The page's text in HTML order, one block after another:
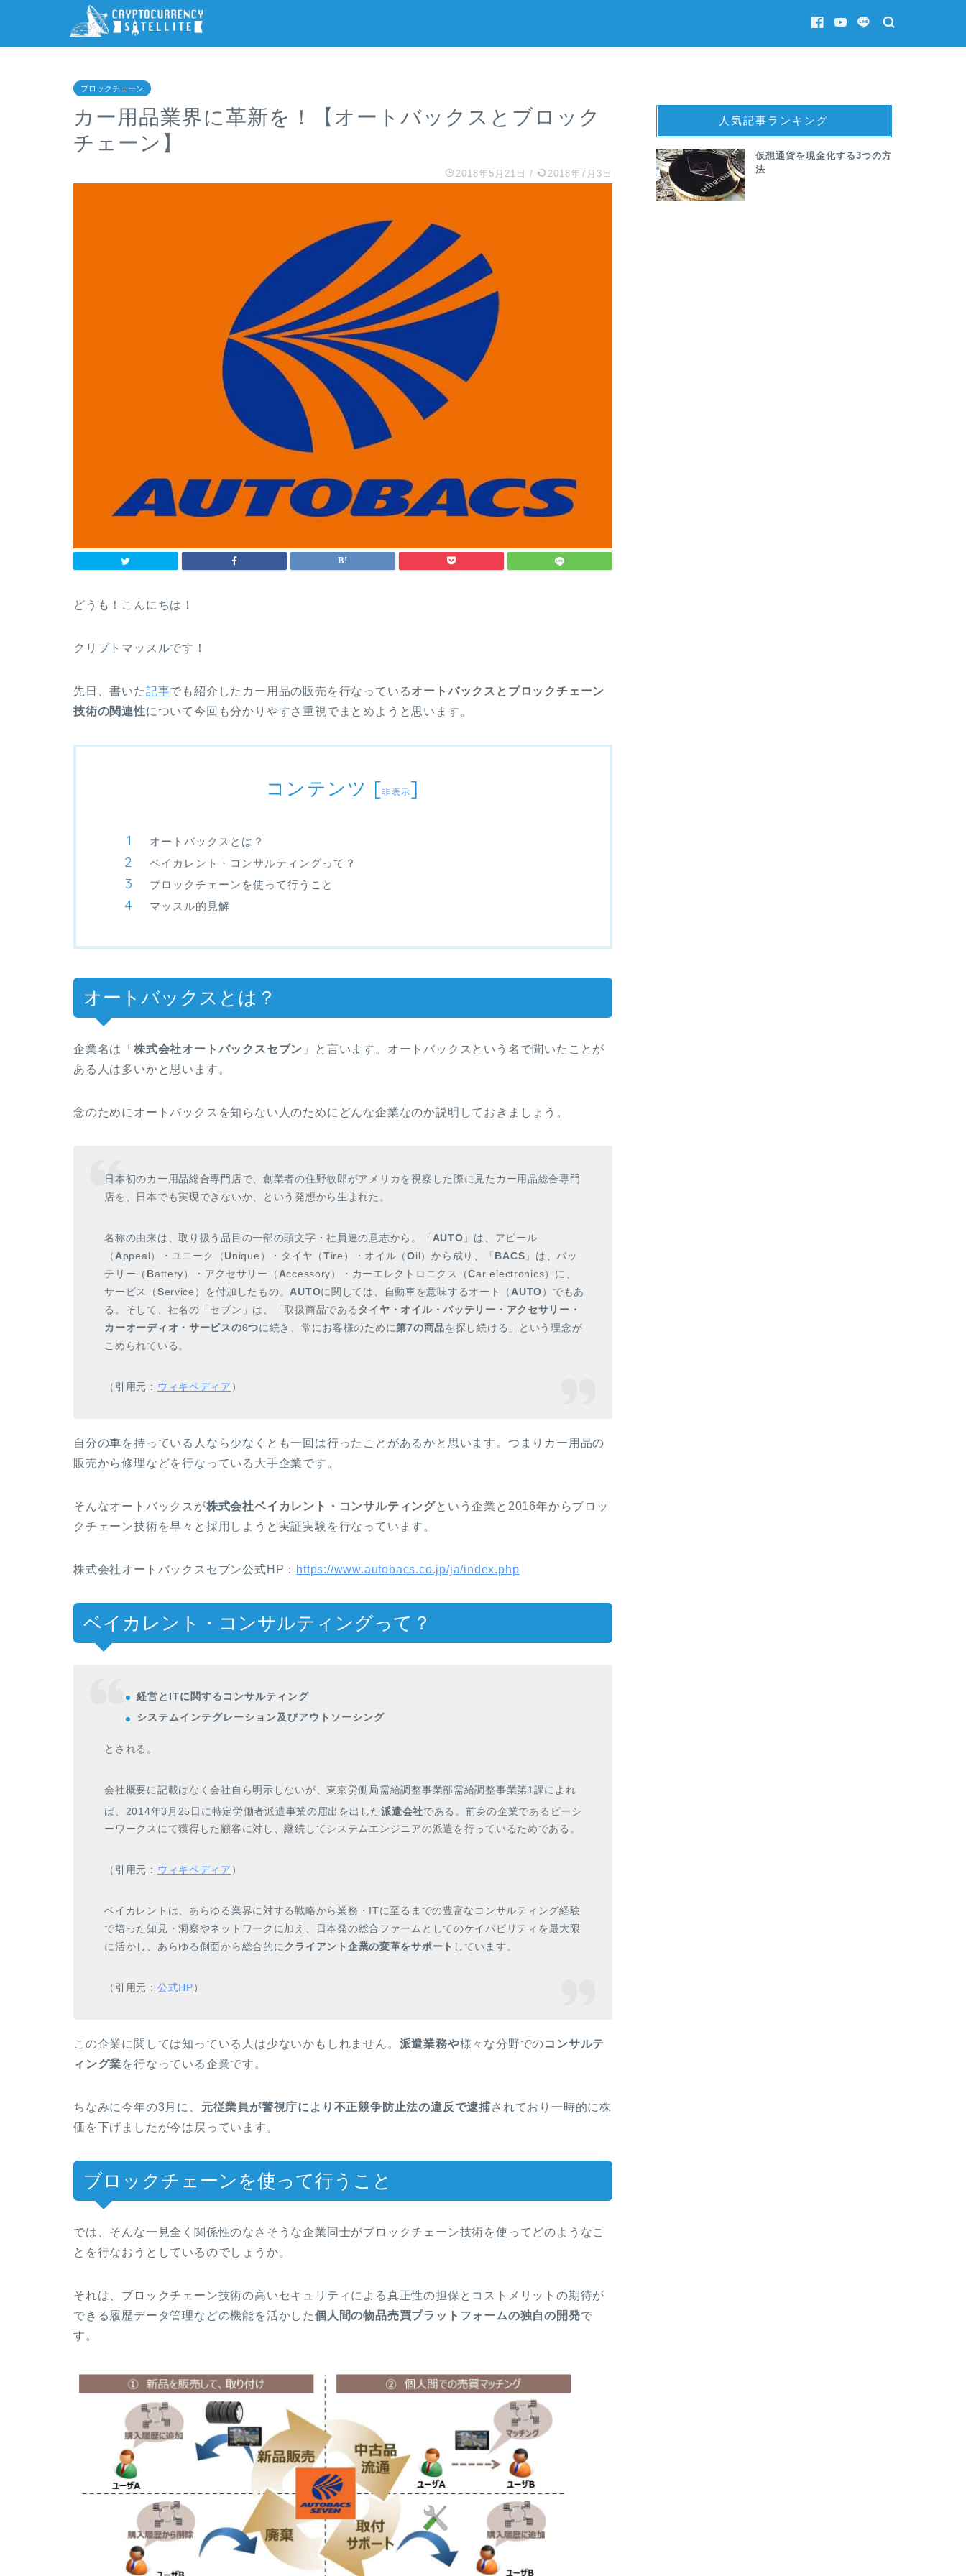
ブロックチェーン
カー用品業界に革新を！【オートバックスとブロック
チェーン】
2018年5月21日 / 2018年7月3日
どうも！こんにちは！
クリプトマッスルです！
先日、書いた記事でも紹介したカー用品の販売を行なっているオートバックスとブロックチェーン
技術の関連性について今回も分かりやすさ重視でまとめようと思います。
コンテンツ [非表示]
オートバックスとは？
ベイカレント・コンサルティングって？
ブロックチェーンを使って行うこと
マッスル的見解
オートバックスとは？
企業名は「 株式会社オートバックスセブン 」と言います。オートバックスという名で聞いたことが
ある人は多いかと思います。
念のためにオートバックスを知らない人のためにどんな企業なのか説明しておきましょう。
日本初のカー用品総合専門店で、創業者の住野敏郎がアメリカを視察した際に見たカー用品総合専門
店を、日本でも実現できないか、という発想から生まれた。
名称の由来は、取り扱う品目の一部の頭文字・社員達の意志から。「 AUTO 」は、アピール
（ Appeal）・ユニーク（Unique）・タイヤ（Tire）・オイル（Oil）から成り、「 BACS 」は、バッ
テリー（ Battery）・アクセサリー（ Accessory）・カーエレクトロニクス（Car electronics）に、
サービス（Service）を付加したもの。 AUTOに関しては、自動車を意味するオート（ AUTO）でもあ
る。そして、社名の「セブン」は、「取扱商品であるタイヤ・オイル・バッテリー・アクセサリー・
カーオーディオ・サービスの6つに続き、常にお客様のために第7の商品を探し続ける」という理念が
こめられている。
（引用元： ウィキペディア ）
自分の車を持っている人なら少なくとも一回は行ったことがあるかと思います。つまりカー用品の
販売から修理などを行なっている大手企業です。
そんなオートバックスが株式会社ベイカレント・コンサルティングという企業と2016年からブロッ
クチェーン技術を早々と採用しようと実証実験を行なっています。
株式会社オートバックスセブン公式HP： https://www.autobacs.co.jp/ja/index.php
ベイカレント・コンサルティングって？
経営とITに関するコンサルティング
システムインテグレーション及びアウトソーシング
とされる。
会社概要に記載はなく会社自ら明示しないが、東京労働局需給調整事業部需給調整事業第1課によれ
ば、2014年3月25日に特定労働者派遣事業の届出を出した派遣会社である。 前身の企業であるピーシ
ーワークスにて獲得した顧客に対し、継続してシステムエンジニアの派遣を行っているためである。
（引用元： ウィキペディア ）
ベイカレン ト は、 あらゆる業界に対する戦略から業務 ・ ITに至るまでの豊富なコンサルテ ィ ング経験
で培った知見 ・洞察やネ ッ ト ワークに加え 、 日本発の総合フ ァームとしてのケイパビリテ ィ を最大限
に活かし 、 あらゆる側面から総合的にクライアン ト企業の変革をサポート しています。
（引用元： 公式HP）
この企業に関しては知っている人は少ないかもしれません。 派遣業務や様々な分野でのコンサルテ
ィング業を行なっている企業です。
ちなみに今年の3月に、 元従業員が警視庁により不正競争防止法の違反で逮捕されており一時的に株
価を下げましたが今は戻っています。
ブロックチェーンを使って行うこと
では、そんな一見全く関係性のなさそうな企業同士がブロックチェーン技術を使ってどのようなこ
とを行なおうとしているのでしょうか。
それは、ブロックチェーン技術の高いセキュリティによる真正性の担保とコストメリットの期待が
できる履歴データ管理などの機能を活かした個人間の物品売買プラットフォームの独自の開発で
す。
人気記事ランキング
仮想通貨を現金化する3つの方
法